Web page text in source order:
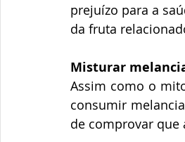
prejuízo para a
da fruta
Misturar
Assim como o
consumir
de comprovar que